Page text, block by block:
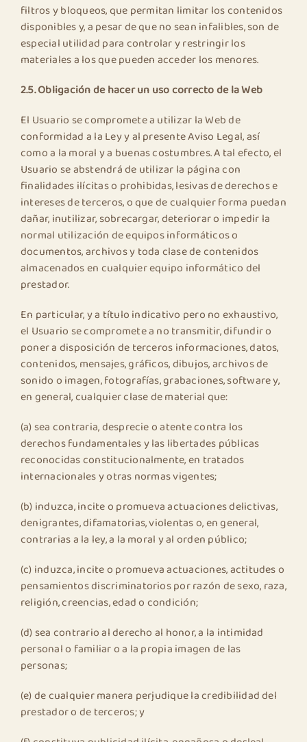
filtros y bloqueos, que permitan limitar los contenidos
disponibles y, a pesar de que no sean infalibles, son de
especial utilidad para controlar y restringir los
materiales a los que pueden acceder los menores.
2.5. Obligación de hacer un uso correcto de la Web
El Usuario se compromete a utilizar la Web de
conformidad a la Ley y al presente Aviso Legal, así
como a la moral y a buenas costumbres. A tal efecto, el
Usuario se abstendrá de utilizar la página con
finalidades ilícitas o prohibidas, lesivas de derechos e
intereses de terceros, o que de cualquier forma puedan
dañar, inutilizar, sobrecargar, deteriorar o impedir la
normal utilización de equipos informáticos o
documentos, archivos y toda clase de contenidos
almacenados en cualquier equipo informático del
prestador.
En particular, y a título indicativo pero no exhaustivo,
el Usuario se compromete a no transmitir, difundir o
poner a disposición de terceros informaciones, datos,
contenidos, mensajes, gráficos, dibujos, archivos de
sonido o imagen, fotografías, grabaciones, software y,
en general, cualquier clase de material que:
(a) sea contraria, desprecie o atente contra los
derechos fundamentales y las libertades públicas
reconocidas constitucionalmente, en tratados
internacionales y otras normas vigentes;
(b) induzca, incite o promueva actuaciones delictivas,
denigrantes, difamatorias, violentas o, en general,
contrarias a la ley, a la moral y al orden público;
(c) induzca, incite o promueva actuaciones, actitudes o
pensamientos discriminatorios por razón de sexo, raza,
religión, creencias, edad o condición;
(d) sea contrario al derecho al honor, a la intimidad
personal o familiar o a la propia imagen de las
personas;
(e) de cualquier manera perjudique la credibilidad del
prestador o de terceros; y